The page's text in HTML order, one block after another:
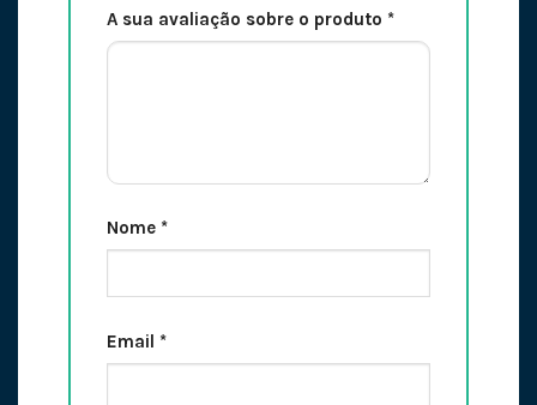
A sua avaliação sobre o produto *
Nome *
Email *